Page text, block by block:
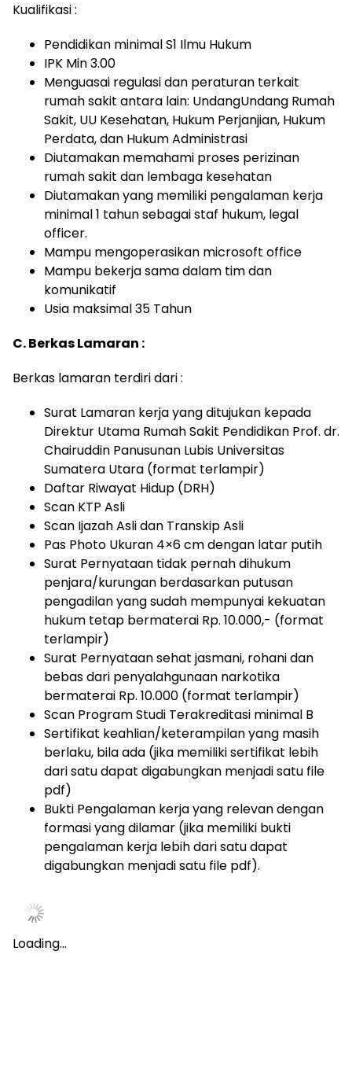
Kualifikasi :
Pendidikan minimal S1 Ilmu Hukum
IPK Min 3.00
Menguasai regulasi dan peraturan terkait
rumah sakit antara lain: UndangUndang Rumah
Sakit, UU Kesehatan, Hukum Perjanjian, Hukum
Perdata, dan Hukum Administrasi
Diutamakan memahami proses perizinan
rumah sakit dan lembaga kesehatan
Diutamakan yang memiliki pengalaman kerja
minimal 1 tahun sebagai staf hukum, legal
officer.
Mampu mengoperasikan microsoft office
Mampu bekerja sama dalam tim dan
komunikatif
Usia maksimal 35 Tahun
C. Berkas Lamaran :
Berkas lamaran terdiri dari :
Surat Lamaran kerja yang ditujukan kepada
Direktur Utama Rumah Sakit Pendidikan Prof. dr.
Chairuddin Panusunan Lubis Universitas
Sumatera Utara (format terlampir)
Daftar Riwayat Hidup (DRH)
Scan KTP Asli
Scan Ijazah Asli dan Transkip Asli
Pas Photo Ukuran 4×6 cm dengan latar putih
Surat Pernyataan tidak pernah dihukum
penjara/kurungan berdasarkan putusan
pengadilan yang sudah mempunyai kekuatan
hukum tetap bermaterai Rp. 10.000,- (format
terlampir)
Surat Pernyataan sehat jasmani, rohani dan
bebas dari penyalahgunaan narkotika
bermaterai Rp. 10.000 (format terlampir)
Scan Program Studi Terakreditasi minimal B
Sertifikat keahlian/keterampilan yang masih
berlaku, bila ada (jika memiliki sertifikat lebih
dari satu dapat digabungkan menjadi satu file
pdf)
Bukti Pengalaman kerja yang relevan dengan
formasi yang dilamar (jika memiliki bukti
pengalaman kerja lebih dari satu dapat
digabungkan menjadi satu file pdf).
Loading…